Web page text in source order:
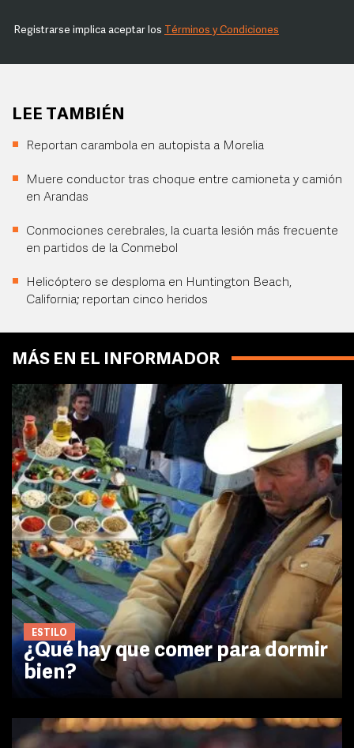
Registrarse implica aceptar los Términos y Condiciones
LEE TAMBIÉN
Reportan carambola en autopista a Morelia
Muere conductor tras choque entre camioneta y camión
en Arandas
Conmociones cerebrales, la cuarta lesión más frecuente
en partidos de la Conmebol
Helicóptero se desploma en Huntington Beach,
California; reportan cinco heridos
MÁS EN EL INFORMADOR
ESTILO
¿Qué hay que comer para dormir
bien?